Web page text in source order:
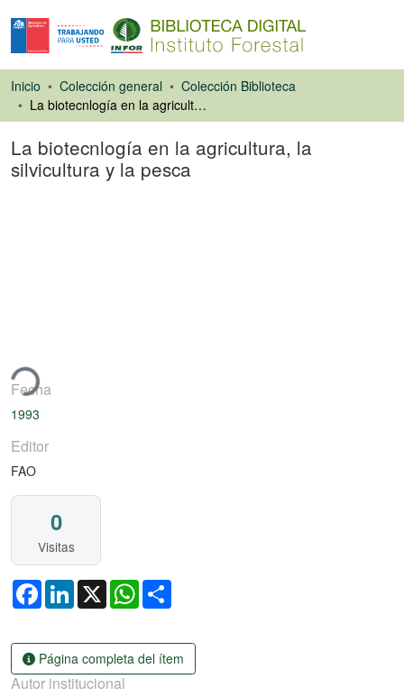
Inicio Colección general
Colección Biblioteca
La biotecnlogía en la agricultura, la silvicultura y la pesca
La biotecnlogía en la agricultura, la
silvicultura y la pesca
Fecha
1993
Editor
FAO
0
Visitas
FacebookLinkedIn
X WhatsApp
Página completa del ítem
Autor institucional